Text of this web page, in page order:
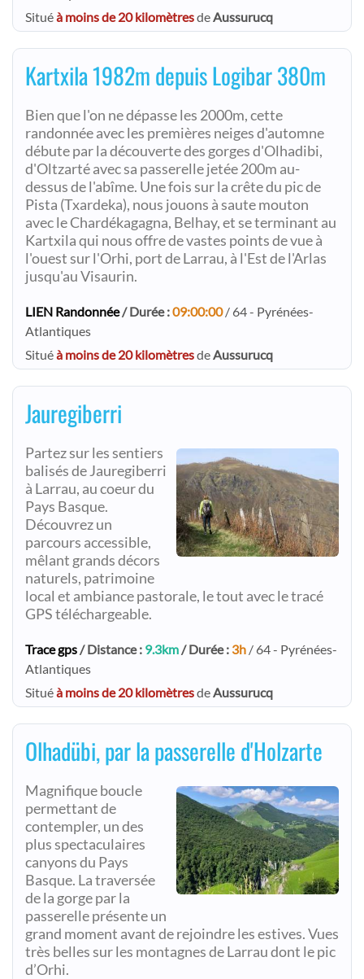
Situéà moins de 20 kilomètresdeAussurucq
Kartxila 1982m depuis Logibar 380m
Bien que l'on ne dépasse les 2000m, cette
randonnée avec les premières neiges d'automne
débute par la découverte des gorges d'Olhadibi,
d'Oltzarté avec sa passerelle jetée 200m au-
dessus de l'abîme. Une fois sur la crête du pic de
Pista (Txardeka), nous jouons à saute mouton
avec le Chardékagagna, Belhay, et se terminant au
Kartxila qui nous offre de vastes points de vue à
l'ouest sur l'Orhi, port de Larrau, à l'Est de l'Arlas
jusqu'au Visaurin.
LIEN Randonnée/ Durée :09:00:00/ 64 - Pyrénées-
Atlantiques
Situéà moins de 20 kilomètresdeAussurucq
Jauregiberri
Partez sur les sentiers
balisés de Jauregiberri
à Larrau, au coeur du
Pays Basque.
Découvrez un
parcours accessible,
mêlant grands décors
naturels, patrimoine
local et ambiance pastorale, le tout avec le tracé
GPS téléchargeable.
Trace gps/ Distance : 9.3km/ Durée : 3h / 64 - Pyrénées-
Atlantiques
Situéà moins de 20 kilomètresdeAussurucq
Olhadübi, par la passerelle d'Holzarte
Magnifique boucle
permettant de
contempler, un des
plus spectaculaires
canyons du Pays
Basque. La traversée
de la gorge par la
passerelle présente un
grand moment avant de rejoindre les estives. Vues
très belles sur les montagnes de Larrau dont le pic
d’Orhi.